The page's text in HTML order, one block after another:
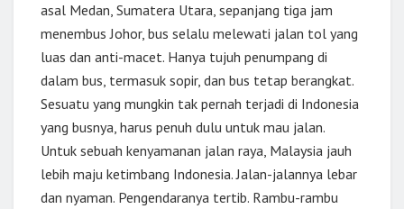
asal Medan, Sumatera Utara, sepanjang tiga jam
menembus Johor, bus selalu melewati jalan tol yang
luas dan anti-macet. Hanya tujuh penumpang di
dalam bus, termasuk sopir, dan bus tetap berangkat.
Sesuatu yang mungkin tak pernah terjadi di Indonesia
yang busnya, harus penuh dulu untuk mau jalan.
Untuk sebuah kenyamanan jalan raya, Malaysia jauh
lebih maju ketimbang Indonesia. Jalan-jalannya lebar
dan nyaman. Pengendaranya tertib. Rambu-rambu